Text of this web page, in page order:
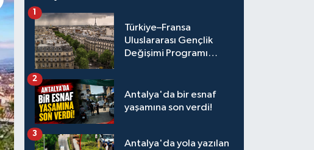
Türkiye–Fransa
Uluslararası Gençlik
Değişimi Programı
1
Antalya'da bir esnaf
yaşamına son verdi!
2
Antalya'da yola yazılan
3